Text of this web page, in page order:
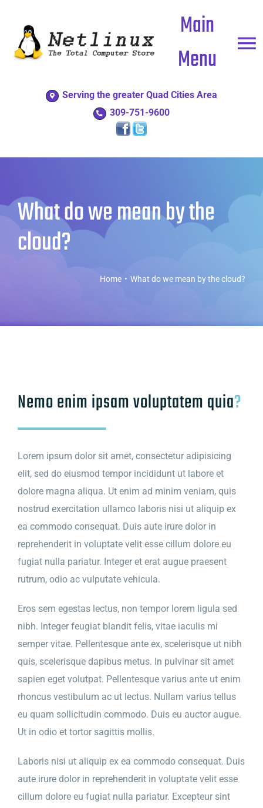
content
Main
Menu
Shop
Serving the greater Quad Cities Area
309-751-9600
What do we mean by the
cloud?
Home What do we mean by the cloud?
Nemo enim ipsam voluptatem quia?
Lorem ipsum dolor sit amet, consectetur adipisicing
elit, sed do eiusmod tempor incididunt ut labore et
dolore magna aliqua. Ut enim ad minim veniam, quis
nostrud exercitation ullamco laboris nisi ut aliquip ex
ea commodo consequat. Duis aute irure dolor in
reprehenderit in voluptate velit esse cillum dolore eu
fugiat nulla pariatur. Integer et erat augue praesent
rutrum, odio ac vulputate vehicula.
Eros sem egestas lectus, non tempor lorem ligula sed
nibh. Integer feugiat blandit felis, vitae iaculis mi
semper vitae. Pellentesque ante ex, scelerisque ut nibh
quis, scelerisque dapibus metus. In pulvinar sit amet
sapien eget volutpat. Pellentesque varius ante ut enim
rhoncus vestibulum ac ut lectus. Nullam varius tellus
eu quam sollicitudin commodo. Duis eu auctor augue.
Ut in odio et tortor sagittis mollis.
Laboris nisi ut aliquip ex ea commodo consequat. Duis
aute irure dolor in reprehenderit in voluptate velit esse
cillum dolore eu fugiat nulla pariatur. Excepteur sint